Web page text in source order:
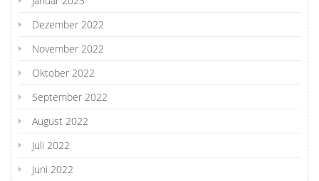
Dezember 2022
November 2022
Oktober 2022
September 2022
August 2022
Juli 2022
Juni 2022